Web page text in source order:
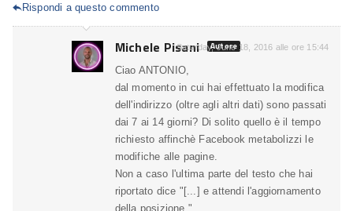
Rispondi a questo commento
Michele Pisani Autore
Saturday, June 18, 2016 alle ore 15:44
Ciao ANTONIO,
dal momento in cui hai effettuato la modifica
dell'indirizzo (oltre agli altri dati) sono passati
dai 7 ai 14 giorni? Di solito quello è il tempo
richiesto affinchè Facebook metabolizzi le
modifiche alle pagine.
Non a caso l'ultima parte del testo che hai
riportato dice "[...] e attendi l'aggiornamento
della posizione.".